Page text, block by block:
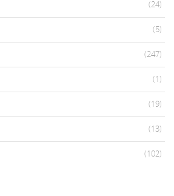
(24)
(5)
(247)
(1)
(19)
(13)
(102)